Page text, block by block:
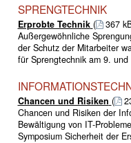
SPRENGTECHNIK
Erprobte Technik (
367
Außergewöhnliche
der Schutz der Mitarbeiter
für Sprengtechnik am 9.
Chancen und Risiken (
Chancen und Risiken der
Bewältigung von IT-
Symposium Sicherheit der